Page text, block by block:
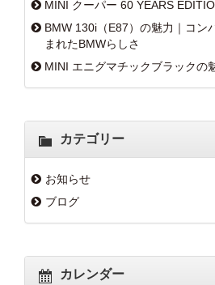
MINI クーパー 60 YEARS
BMW 130i（E87）の魅力｜コン
まれたBMWらしさ
MINI エニグマチックブラックの
カテゴリー
お知らせ
ブログ
カレンダー